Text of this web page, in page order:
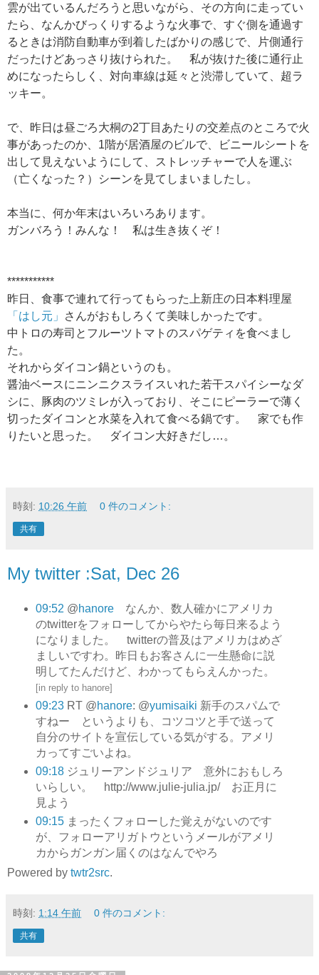
雲が出ているんだろうと思いながら、その方向に走ってい
たら、なんかびっくりするような火事で、すぐ側を通過す
るときは消防自動車が到着したばかりの感じで、片側通行
だったけどあっさり抜けられた。 私が抜けた後に通行止
めになったらしく、対向車線は延々と渋滞していて、超ラ
ッキー。
で、昨日は昼ごろ大桐の2丁目あたりの交差点のところで火
事があったのか、1階が居酒屋のビルで、ビニールシートを
出して見えないようにして、ストレッチャーで人を運ぶ
（亡くなった？）シーンを見てしまいましたし。
本当に、何か年末はいろいろあります。
ガンバろう！みんな！ 私は生き抜くぞ！
***********
昨日、食事で連れて行ってもらった上新庄の日本料理屋
「はし元」
さんがおもしろくて美味しかったです。
中トロの寿司とフルーツトマトのスパゲティを食べまし
た。
それからダイコン鍋というのも。
醤油ベースにニンニクスライスいれた若干スパイシーなダ
シに、豚肉のツミレが入っており、そこにピーラーで薄く
切ったダイコンと水菜を入れて食べる鍋です。 家でも作
りたいと思った。 ダイコン大好きだし…。
時刻: 10:26 午前 0 件のコメント:
共有
My twitter :Sat, Dec 26
09:52 @hanoreなんか、数人確かにアメリカ
のtwitterをフォローしてからやたら毎日来るよう
になりました。 twitterの普及はアメリカはめざ
ましいですわ。昨日もお客さんに一生懸命に説
明してたんだけど、わかってもらえんかった。
[in reply to hanore]
09:23 RT @hanore: @yumisaiki 新手のスパムで
すねー というよりも、コツコツと手で送って
自分のサイトを宣伝している気がする。アメリ
カってすごいよね。
09:18 ジュリーアンドジュリア 意外におもしろ
いらしい。 http://www.julie-julia.jp/ お正月に
見よう
09:15 まったくフォローした覚えがないのです
が、フォローアリガトウというメールがアメリ
カからガンガン届くのはなんでやろ
Powered by twtr2src.
時刻: 1:14 午前 0 件のコメント:
共有